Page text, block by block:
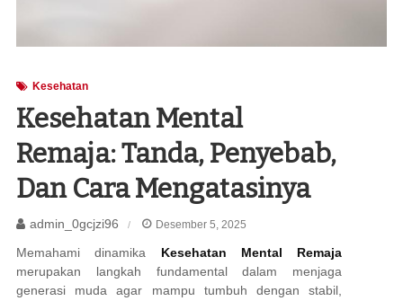
Kesehatan
Kesehatan Mental
Remaja: Tanda, Penyebab,
Dan Cara Mengatasinya
admin_0gcjzi96 Desember 5, 2025
Memahami dinamika Kesehatan Mental Remaja
merupakan langkah fundamental dalam menjaga
generasi muda agar mampu tumbuh dengan stabil,